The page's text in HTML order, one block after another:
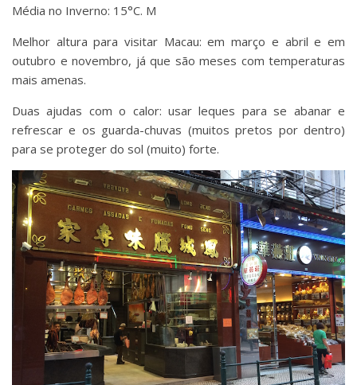
Média no Inverno: 15°C. M
Melhor altura para visitar Macau: em março e abril e em
outubro e novembro, já que são meses com temperaturas
mais amenas.
Duas ajudas com o calor: usar leques para se abanar e
refrescar e os guarda-chuvas (muitos pretos por dentro)
para se proteger do sol (muito) forte.